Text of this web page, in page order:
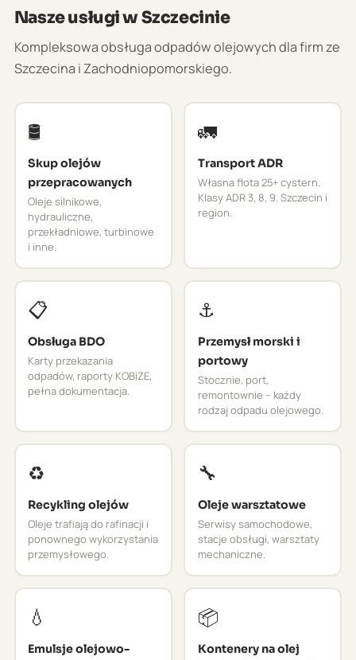
Nasze usługi w Szczecinie
Kompleksowa obsługa odpadów olejowych dla firm ze
Szczecina i Zachodniopomorskiego.
🛢️
Skup olejów
przepracowanych
Oleje silnikowe,
hydrauliczne,
przekładniowe, turbinowe
i inne.
🚛
Transport ADR
Własna flota 25+ cystern.
Klasy ADR 3, 8, 9. Szczecin i
region.
📋
Obsługa BDO
Karty przekazania
odpadów, raporty KOBiZE,
pełna dokumentacja.
⚓
Przemysł morski i
portowy
Stocznie, port,
remontownie – każdy
rodzaj odpadu olejowego.
♻️
Recykling olejów
Oleje trafiają do rafinacji i
ponownego wykorzystania
przemysłowego.
🔧
Oleje warsztatowe
Serwisy samochodowe,
stacje obsługi, warsztaty
mechaniczne.
💧
Emulsje olejowo-
📦
Kontenery na olej